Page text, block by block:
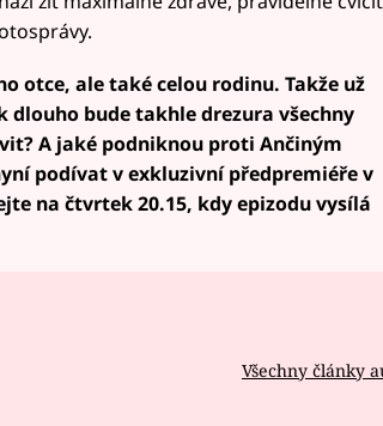
otce, ale také celou rodinu. Takže už
dlouho bude takhle drezura všechny
A jaké podniknou proti Ančiným
podívat v exkluzivní předpremiéře v
na čtvrtek 20.15, kdy epizodu vysílá
Všechny články